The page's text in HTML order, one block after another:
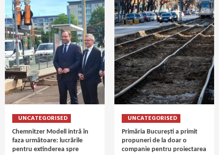
UNCATEGORISED
Chemnitzer Modell intră în
faza următoare: lucrările
pentru extinderea spre
UNCATEGORISED
Primăria București a primit
propuneri de la doar o
companie pentru proiectarea